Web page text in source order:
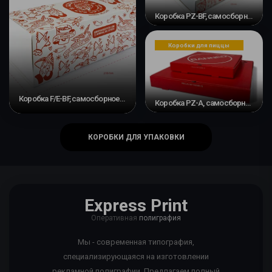
Коробка F/E-BF, самосборное основание и скользящая лента #2
Коробка PZ-BF, самосборное основание и скользящая лента
Коробки для пиццы
Коробка PZ-A, самосборная коробка
КОРОБКИ ДЛЯ УПАКОВКИ
Express Print
Оперативная полиграфия
Мы - современная типография,
специализирующаяся на изготовлении